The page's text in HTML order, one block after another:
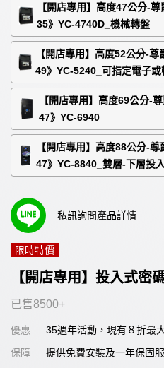
限時特價
【開店專用】投入式密
已售8500+
優惠
35週年活動，現有８折最
保障
提供免費安裝及一年保固
【開店專用】高度47公分-
35》YC-4740D_機械轉盤
【開店專用】高度52公分-
49》YC-5240_可指定電子或
【開店專用】高度69公分-
47》YC-6940
【開店專用】高度88公分-
47》YC-8840_雙層-下層投入
私訊詢問產品詳情